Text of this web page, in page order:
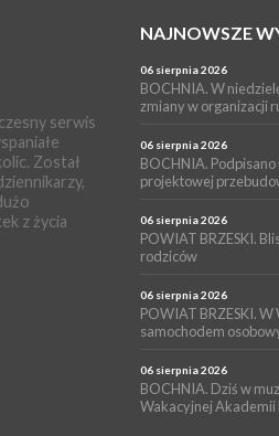
serwis
Został
z życia
NAJNOWSZE
06 sierpnia 2026
BOCHNIA. W
zmiany w organizacji
06 sierpnia 2026
BOCHNIA.
projektowej
06 sierpnia 2026
POWIAT BRZESKI.
rodziców
06 sierpnia 2026
POWIAT BRZESKI.
samochodem
06 sierpnia 2026
BOCHNIA. Dziś w
Wakacyjnej Akademii